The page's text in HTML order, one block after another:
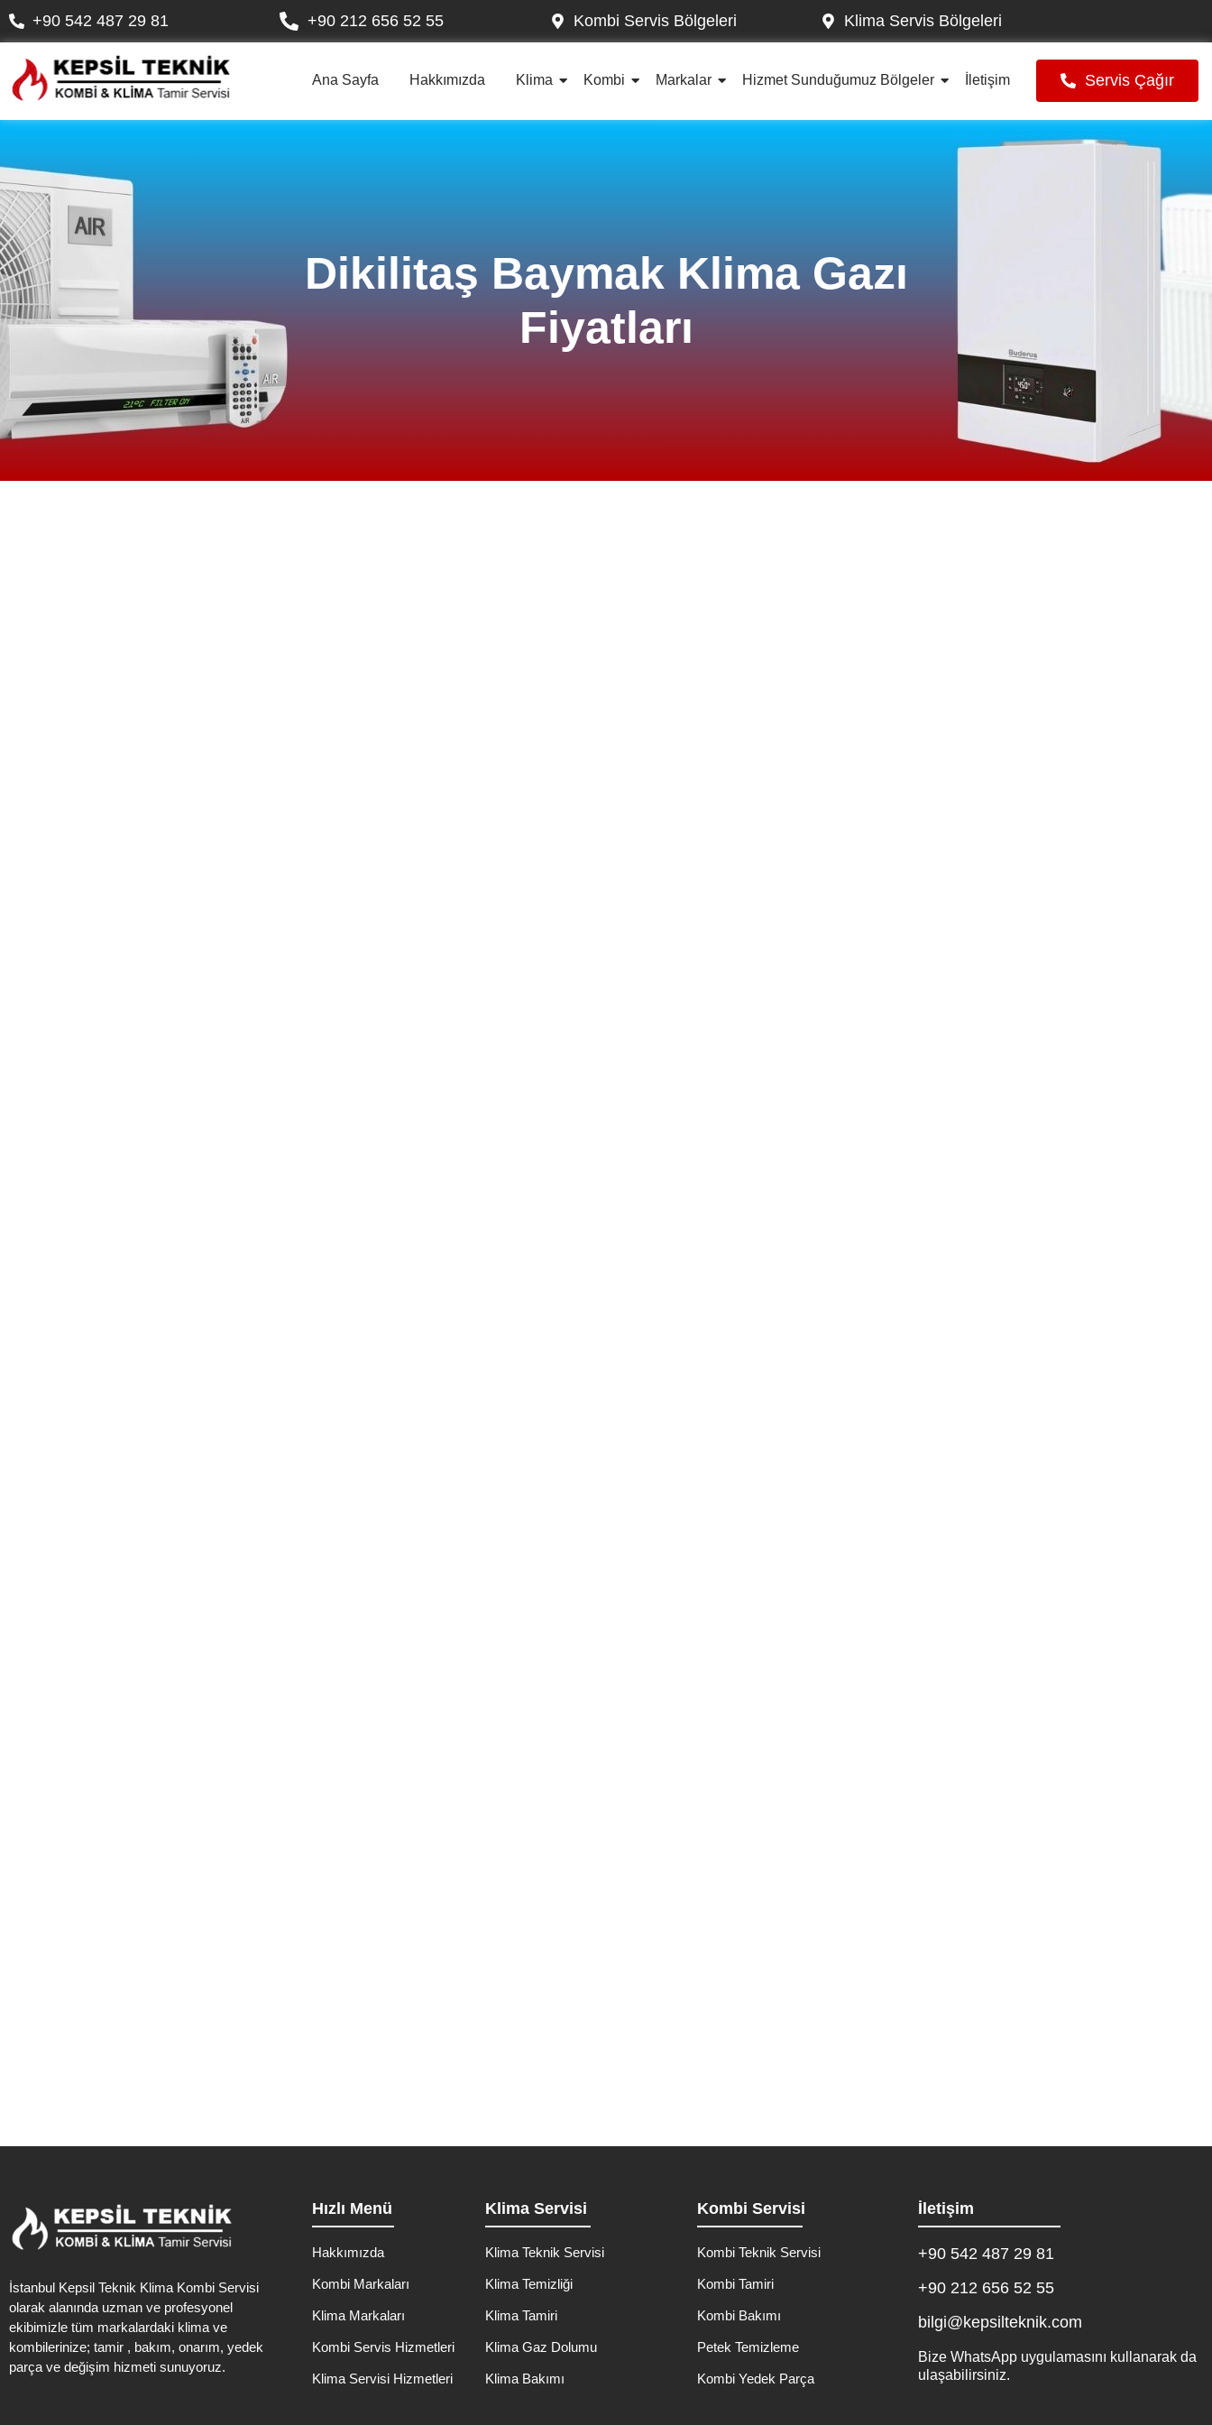
+90 542 487 29 81 +90 212 656 52 55 Kombi Servis Bölgeleri Klima Servis Bölgeleri
Ana Sayfa Hakkımızda Klima Kombi Markalar Hizmet Sunduğumuz Bölgeler İletişim Servis Çağır
Dikilitaş Baymak Klima Gazı
Fiyatları
İstanbul Kepsil Teknik Klima Kombi Servisi
olarak alanında uzman ve profesyonel
ekibimizle tüm markalardaki klima ve
kombilerinize; tamir , bakım, onarım, yedek
parça ve değişim hizmeti sunuyoruz.
Hızlı Menü
Hakkımızda
Kombi Markaları
Klima Markaları
Kombi Servis Hizmetleri
Klima Servisi Hizmetleri
Klima Servisi
Klima Teknik Servisi
Klima Temizliği
Klima Tamiri
Klima Gaz Dolumu
Klima Bakımı
Kombi Servisi
Kombi Teknik Servisi
Kombi Tamiri
Kombi Bakımı
Petek Temizleme
Kombi Yedek Parça
İletişim
+90 542 487 29 81
+90 212 656 52 55
bilgi@kepsilteknik.com
Bize WhatsApp uygulamasını kullanarak da
ulaşabilirsiniz.